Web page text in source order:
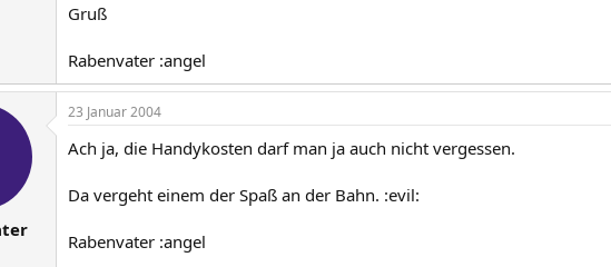
Gruß
Rabenvater :angel
23 Januar 2004
Ach ja, die Handykosten darf man ja auch nicht vergessen.
Da vergeht einem der Spaß an der Bahn. :evil:
Rabenvater :angel